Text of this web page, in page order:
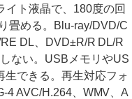
ト液晶で、180度の回
畳める。Blu-ray/DVD/C
DL、DVD±R/R DL/R
ない。USBメモリやUS
生できる。再生対応フォ
4 AVC/H.264、WMV、A